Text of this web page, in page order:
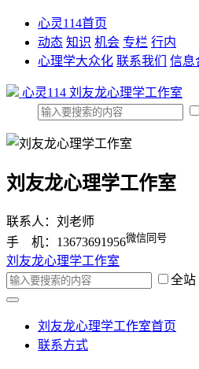
心灵114首页
动态 知识 机会 专栏 行内
心理学大众化 联系我们 信息
心灵114 刘友龙心理学工作室
刘友龙心理学工作室
联系人：刘老师
手 机：13673691956微信同号
刘友龙心理学工作室
全站
刘友龙心理学工作室首页
联系方式